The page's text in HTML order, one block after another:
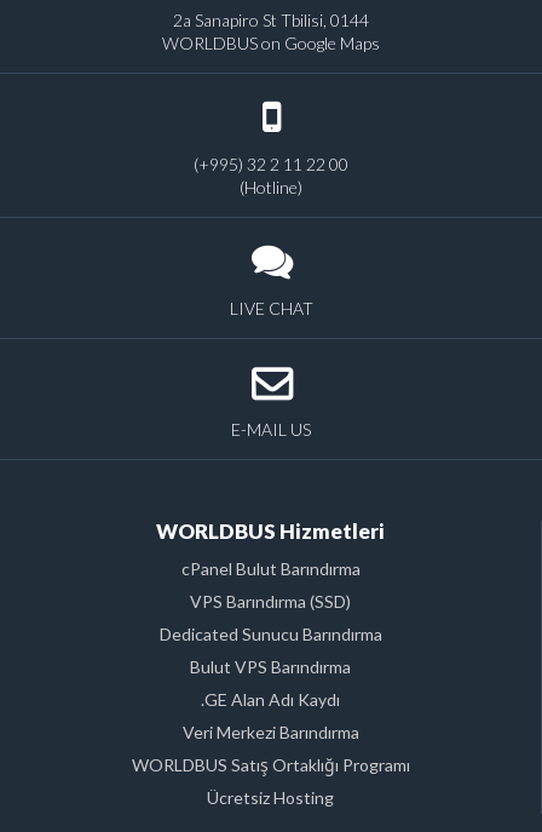
2a Sanapiro St Tbilisi, 0144
WORLDBUS on Google Maps
(+995) 32 2 11 22 00
(Hotline)
LIVE CHAT
E-MAIL US
WORLDBUS Hizmetleri
cPanel Bulut Barındırma
VPS Barındırma (SSD)
Dedicated Sunucu Barındırma
Bulut VPS Barındırma
.GE Alan Adı Kaydı
Veri Merkezi Barındırma
WORLDBUS Satış Ortaklığı Programı
Ücretsiz Hosting